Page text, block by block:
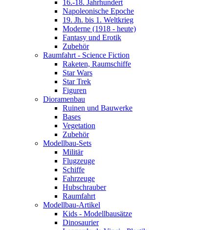
16.-18. Jahrhundert
Napoleonische Epoche
19. Jh. bis 1. Weltkrieg
Moderne (1918 - heute)
Fantasy und Erotik
Zubehör
Raumfahrt - Science Fiction
Raketen, Raumschiffe
Star Wars
Star Trek
Figuren
Dioramenbau
Ruinen und Bauwerke
Bases
Vegetation
Zubehör
Modellbau-Sets
Militär
Flugzeuge
Schiffe
Fahrzeuge
Hubschrauber
Raumfahrt
Modellbau-Artikel
Kids - Modellbausätze
Dinosaurier